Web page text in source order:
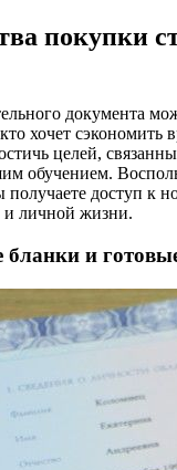
покупки
документа
хочет сэкономить
целей,
обучением.
получаете доступ к
и личной жизни.
и